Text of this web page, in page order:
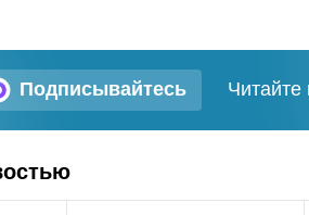
Подписывайтесь Читайте